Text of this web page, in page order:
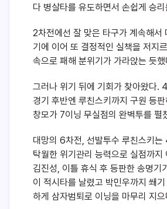
다 병살타를 유도하면서 손쉽게 승
2차전에선 잘 맞은 타구가 계속해서
기에 이어 또 결정적인 실책을 저지
속으로 패해 분위기가 가라앉는 듯했
그러나 위기 뒤에 기회가 찾아왔다.
경기 후반엔 루친스키까지 구원 등
창모가 7이닝 무실점의 완벽투를 펼
대망의 6차전, 선발투수 루친스키
탁월한 위기관리 능력으로 실점까
김진성, 이틀 휴식 후 등판한 송명기
이 적시타를 날렸고 박민우까지 쐐
하게 삼자범퇴로 이닝을 마무리 지